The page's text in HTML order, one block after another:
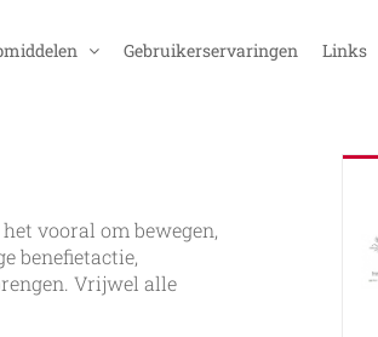
Gebruikerservaringen Links
vooral om bewegen,
benefietactie,
Vrijwel alle